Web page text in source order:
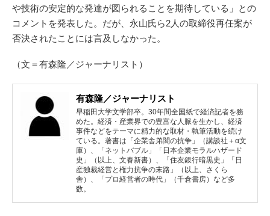
や技術の安定的な発達が図られることを期待している」との
コメントを発表した。だが、永山氏ら2人の取締役再任案が
否決されたことには言及しなかった。
（文＝有森隆／ジャーナリスト）
有森隆／ジャーナリスト
早稲田大学文学部卒。30年間全国紙で経済記者を務
めた。経済・産業界での豊富な人脈を生かし、経済
事件などをテーマに精力的な取材・執筆活動を続け
ている。著書は「企業舎弟闇の抗争」（講談社＋α文
庫）、「ネットバブル」「日本企業モラルハザード
史」（以上、文春新書）、「住友銀行暗黒史」「日
産独裁経営と権力抗争の末路」（以上、さくら
舎）、「プロ経営者の時代」（千倉書房）など多
数。